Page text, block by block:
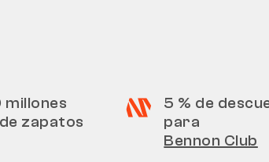
millones
zapatos
5 % de
para
Bennon Club